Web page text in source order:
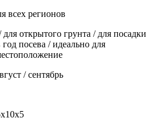
всех регионов
открытого грунта / для посадки
посева / идеально для
/ сентябрь